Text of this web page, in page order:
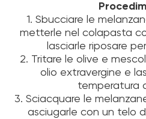
1. Sbucciare le
metterle nel colapasta
lasciarle riposare
2. Tritare le olive e
olio extravergine e
temperatura
3. Sciacquare le
asciugarle con un telo